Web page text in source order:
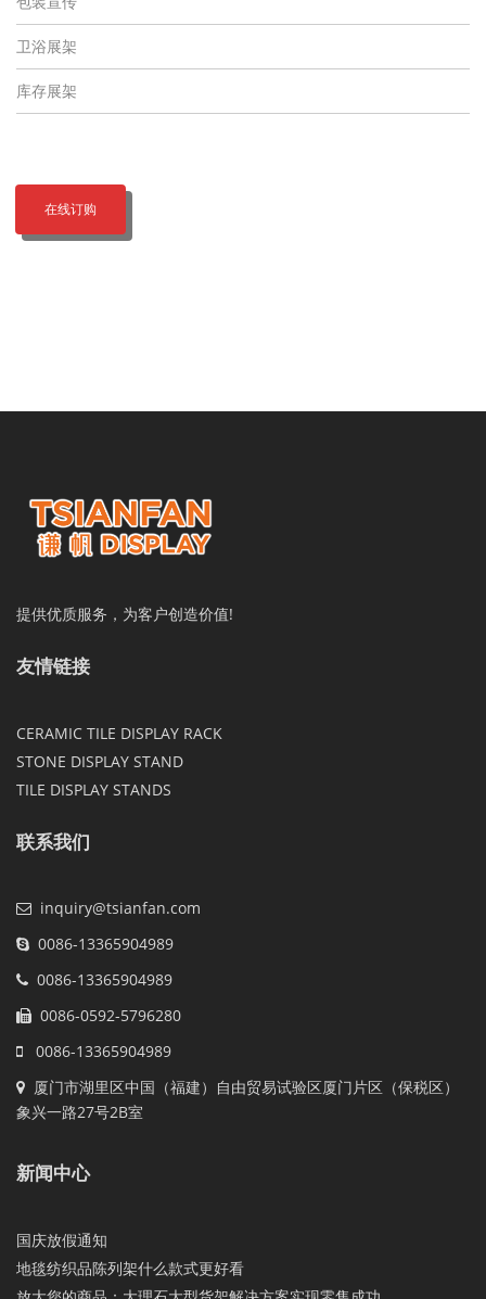
卫浴展架
库存展架
在线订购
提供优质服务，为客户创造价值!
友情链接
CERAMIC TILE DISPLAY RACK
STONE DISPLAY STAND
TILE DISPLAY STANDS
联系我们
inquiry@tsianfan.com
0086-13365904989
0086-13365904989
0086-0592-5796280
0086-13365904989
厦门市湖里区中国（福建）自由贸易试验区厦门片区（保税区）
象兴一路27号2B室
新闻中心
国庆放假通知
地毯纺织品陈列架什么款式更好看